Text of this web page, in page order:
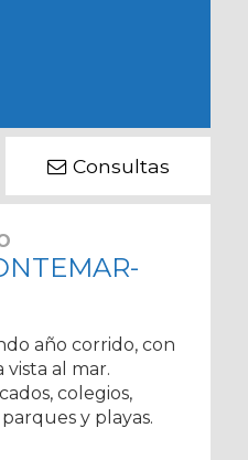
Consultas
año corrido, con
vista al mar.
colegios,
y playas.